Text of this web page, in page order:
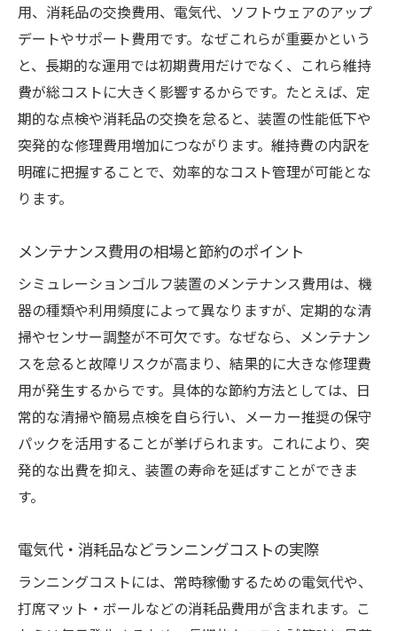
用、消耗品の交換費用、電気代、ソフトウェアのアップ
デートやサポート費用です。なぜこれらが重要かという
と、長期的な運用では初期費用だけでなく、これら維持
費が総コストに大きく影響するからです。たとえば、定
期的な点検や消耗品の交換を怠ると、装置の性能低下や
突発的な修理費用増加につながります。維持費の内訳を
明確に把握することで、効率的なコスト管理が可能とな
ります。
メンテナンス費用の相場と節約のポイント
シミュレーションゴルフ装置のメンテナンス費用は、機
器の種類や利用頻度によって異なりますが、定期的な清
掃やセンサー調整が不可欠です。なぜなら、メンテナン
スを怠ると故障リスクが高まり、結果的に大きな修理費
用が発生するからです。具体的な節約方法としては、日
常的な清掃や簡易点検を自ら行い、メーカー推奨の保守
パックを活用することが挙げられます。これにより、突
発的な出費を抑え、装置の寿命を延ばすことができま
す。
電気代・消耗品などランニングコストの実際
ランニングコストには、常時稼働するための電気代や、
打席マット・ボールなどの消耗品費用が含まれます。こ